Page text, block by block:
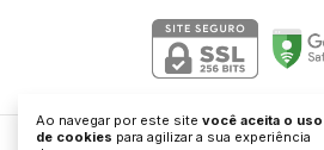
Ao navegar por este site você aceita o uso
de cookies para agilizar a sua experiência